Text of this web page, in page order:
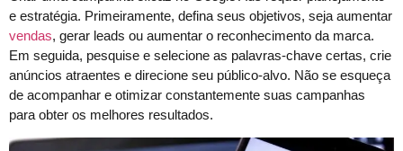
e estratégia. Primeiramente, defina seus objetivos, seja aumentar
vendas, gerar leads ou aumentar o reconhecimento da marca.
Em seguida, pesquise e selecione as palavras-chave certas, crie
anúncios atraentes e direcione seu público-alvo. Não se esqueça
de acompanhar e otimizar constantemente suas campanhas
para obter os melhores resultados.